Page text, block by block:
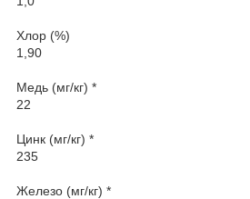
Хлор (%)
1,90
Медь (мг/кг) *
22
Цинк (мг/кг) *
235
Железо (мг/кг) *